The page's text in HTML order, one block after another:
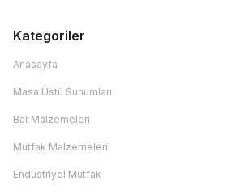
Kategoriler
Anasayfa
Masa Üstü Sunumları
Bar Malzemeleri
Mutfak Malzemeleri
Endüstriyel Mutfak